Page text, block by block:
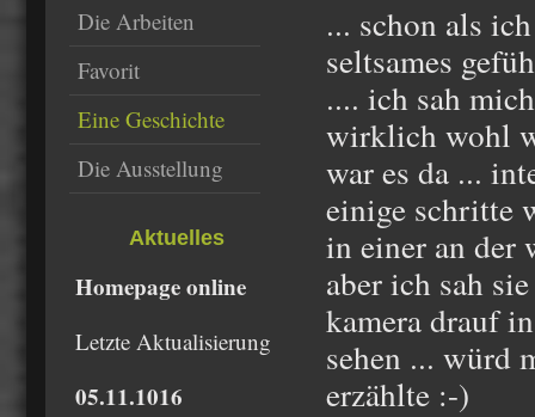
Die Arbeiten
Favorit
Eine Geschichte
Die Ausstellung
Aktuelles
Homepage online
Letzte Aktualisierung
05.11.1016
... schon als
seltsames
.... ich sah
wirklich wohl
war es da ...
einige schritte
in einer an der
aber ich sah
kamera drauf
sehen ... würd
erzählte :-)